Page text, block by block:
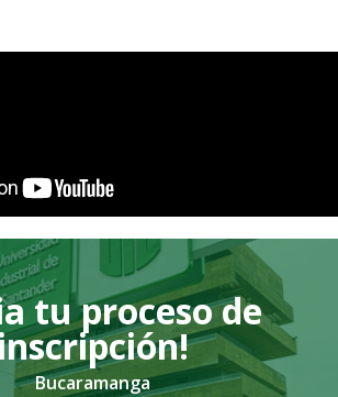
tu proceso de
Bucaramanga